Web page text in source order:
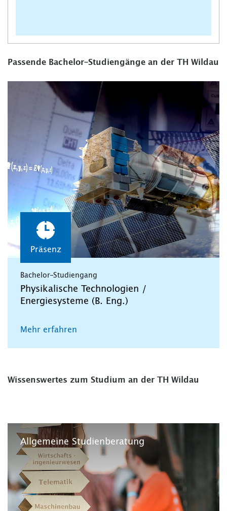
Passende Bachelor-Studiengänge an der TH Wildau
Präsenz
Bachelor-Studiengang
Physikalische Technologien /
Energiesysteme (B. Eng.)
Mehr erfahren
Wissenswertes zum Studium an der TH Wildau
Allgemeine Studienberatung